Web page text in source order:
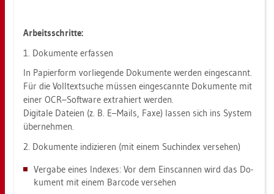
Ar­beits­schrit­te:
1. Do­ku­men­te er­fas­sen
In Pa­pier­form vor­lie­gen­de Do­ku­men­te wer­den ein­ge­scannt.
Für die Voll­text­su­che müs­sen ein­ge­scann­te Do­ku­men­te mit
einer OCR–Soft­ware ex­tra­hiert wer­den.
Di­gi­ta­le Da­tei­en (z. B. E–Mails, Faxe) las­sen sich ins Sys­tem
über­neh­men.
2. Do­ku­men­te in­di­zie­ren (mit einem Such­in­dex ver­se­hen)
Ver­ga­be eines In­de­xes: Vor dem Ein­scan­nen wird das Do­
ku­ment mit einem Bar­code ver­se­hen